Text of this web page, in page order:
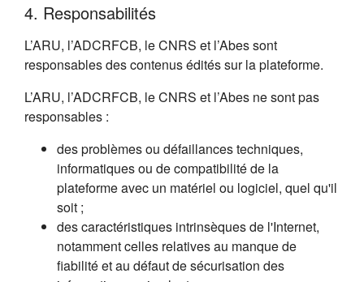
4. Responsabilités
L’ARU, l’ADCRFCB, le CNRS et l’Abes sont
responsables des contenus édités sur la plateforme.
L’ARU, l’ADCRFCB, le CNRS et l’Abes ne sont pas
responsables :
des problèmes ou défaillances techniques,
informatiques ou de compatibilité de la
plateforme avec un matériel ou logiciel, quel qu'il
soit ;
des caractéristiques intrinsèques de l'Internet,
notamment celles relatives au manque de
fiabilité et au défaut de sécurisation des